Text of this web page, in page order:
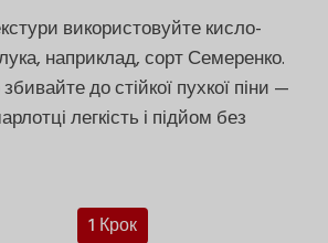
використовуйте кисло-
наприклад, сорт Семеренко.
до стійкої пухкої піни —
легкість і підйом без
1 Крок